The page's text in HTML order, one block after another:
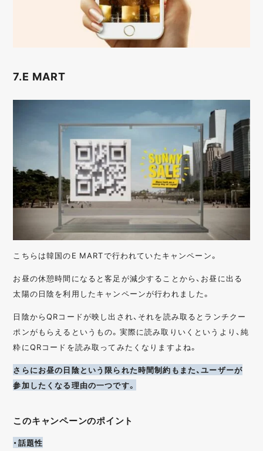
7.E MART
こちらは韓国のE MARTで行われていたキャンペーン。
お昼の休憩時間になると客足が減少することから、お昼に出る
太陽の日陰を利用したキャンペーンが行われました。
日陰からQRコードが映し出され、それを読み取るとランチクー
ポンがもらえるというもの。実際に読み取りいくというより、純
粋にQRコードを読み取ってみたくなりますよね。
さらにお昼の日陰という限られた時間制約もまた、ユーザーが
参加したくなる理由の一つです。
このキャンペーンのポイント
・話題性